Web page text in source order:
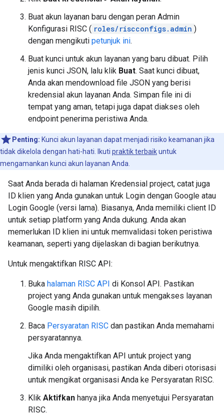
Buat akun layanan baru dengan peran Admin
Konfigurasi RISC ( roles/riscconfigs.admin )
dengan mengikuti petunjuk ini.
Buat kunci untuk akun layanan yang baru dibuat. Pilih
jenis kunci JSON, lalu klik Buat. Saat kunci dibuat,
Anda akan mendownload file JSON yang berisi
kredensial akun layanan Anda. Simpan file ini di
tempat yang aman, tetapi juga dapat diakses oleh
endpoint penerima peristiwa Anda.
Penting: Kunci akun layanan dapat menjadi risiko keamanan jika
tidak dikelola dengan hati-hati. Ikuti praktik terbaikuntuk
mengamankan kunci akun layanan Anda.
Saat Anda berada di halaman Kredensial project, catat juga
ID klien yang Anda gunakan untuk Login dengan Google atau
Login Google (versi lama). Biasanya, Anda memiliki client ID
untuk setiap platform yang Anda dukung. Anda akan
memerlukan ID klien ini untuk memvalidasi token peristiwa
keamanan, seperti yang dijelaskan di bagian berikutnya.
Untuk mengaktifkan RISC API:
Buka halaman RISC API di Konsol API. Pastikan
project yang Anda gunakan untuk mengakses layanan
Google masih dipilih.
Baca Persyaratan RISC dan pastikan Anda memahami
persyaratannya.
Jika Anda mengaktifkan API untuk project yang
dimiliki oleh organisasi, pastikan Anda diberi otorisasi
untuk mengikat organisasi Anda ke Persyaratan RISC.
Klik Aktifkan hanya jika Anda menyetujui Persyaratan
RISC.